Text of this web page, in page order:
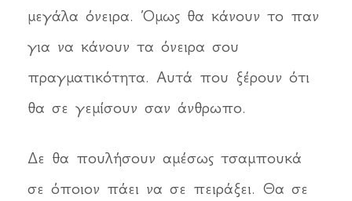
μεγάλα όνειρα. Όμως θα κάνουν το παν
για να κάνουν τα όνειρα σου
πραγματικότητα. Αυτά που ξέρουν ότι
θα σε γεμίσουν σαν άνθρωπο.
Δε θα πουλήσουν αμέσως τσαμπουκά
σε όποιον πάει να σε πειράξει. Θα σε